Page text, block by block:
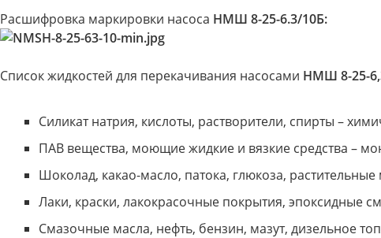
Расшифровка маркировки насоса НМШ 8-25-6.3/10Б:
Список жидкостей для перекачивания насосами НМШ 8-25-
Силикат натрия, кислоты, растворители, спирты –
ПАВ вещества, моющие жидкие и вязкие средства –
Шоколад, какао-масло, патока, глюкоза,
Лаки, краски, лакокрасочные покрытия, эпоксидные
Смазочные масла, нефть, бензин, мазут, дизельное